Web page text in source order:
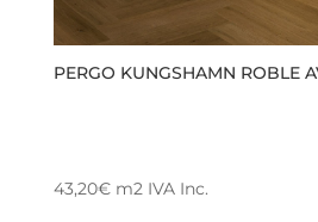
PERGO KUNGSHAMN ROBLE
43,20€m2 IVA Inc.